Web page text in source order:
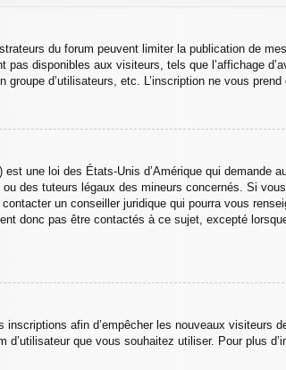
du forum peuvent limiter la publication de
disponibles aux visiteurs, tels que l’affichage
d’utilisateurs, etc. L’inscription ne vous
est une loi des États-Unis d’Amérique qui
des tuteurs légaux des mineurs concernés. Si
un conseiller juridique qui pourra vous
donc pas être contactés à ce sujet, excepté
inscriptions afin d’empêcher les nouveaux visiteurs
que vous souhaitez utiliser. Pour plus